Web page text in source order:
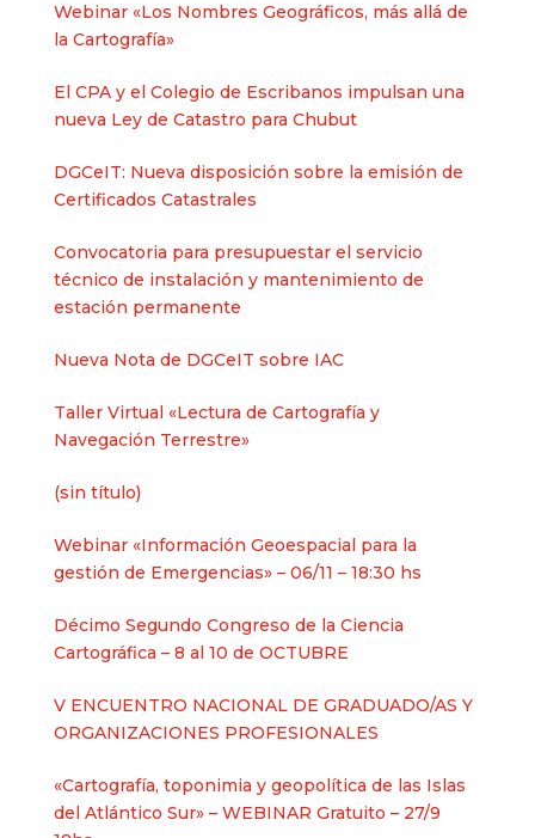
Webinar «Los Nombres Geográficos, más allá de
la Cartografía»
El CPA y el Colegio de Escribanos impulsan una
nueva Ley de Catastro para Chubut
DGCeIT: Nueva disposición sobre la emisión de
Certificados Catastrales
Convocatoria para presupuestar el servicio
técnico de instalación y mantenimiento de
estación permanente
Nueva Nota de DGCeIT sobre IAC
Taller Virtual «Lectura de Cartografía y
Navegación Terrestre»
(sin título)Entrada
Webinar «Información Geoespacial para la
gestión de Emergencias» – 06/11 – 18:30 hs
Décimo Segundo Congreso de la Ciencia
Cartográfica – 8 al 10 de OCTUBRE
V ENCUENTRO NACIONAL DE GRADUADO/AS Y
ORGANIZACIONES PROFESIONALES
«Cartografía, toponimia y geopolítica de las Islas
del Atlántico Sur» – WEBINAR Gratuito – 27/9